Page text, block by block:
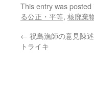
This entry was posted
る公正・平等, 核廃棄
← 祝島漁師の意見陳
トライキ